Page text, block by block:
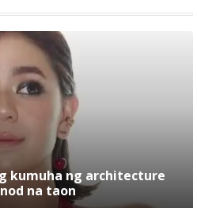
kumuha ng architecture
na taon